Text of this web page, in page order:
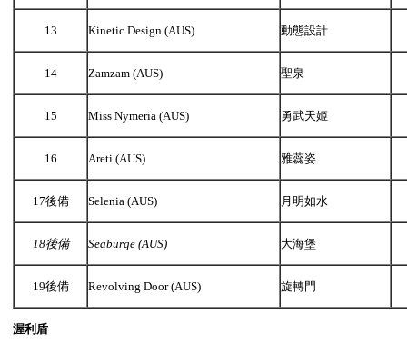
13 Kinetic Design (AUS) 動態設計
14 Zamzam (AUS) 聖泉
15 Miss Nymeria (AUS) 勇武天姬
16 Areti (AUS) 雅蕊姿
17後備 Selenia (AUS) 月明如水
18後備 Seaburge (AUS) 大海堡
19後備 Revolving Door (AUS) 旋轉門
渥利盾